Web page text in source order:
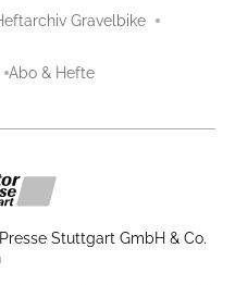
Gravelbike
Abo & Hefte
Stuttgart GmbH & Co.